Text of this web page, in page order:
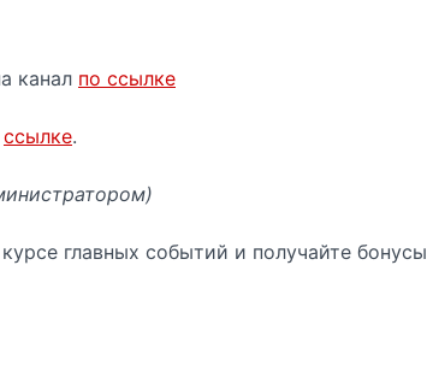
канал по ссылке
ссылке.
главных событий и получайте бонусы